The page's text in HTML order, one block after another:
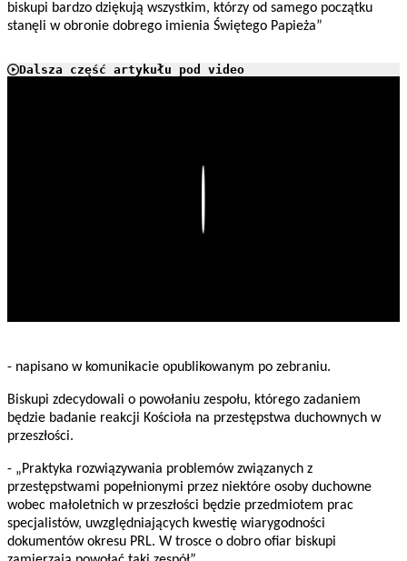
biskupi bardzo dziękują wszystkim, którzy od samego początku
stanęli w obronie dobrego imienia Świętego Papieża”
Dalsza część artykułu pod video
- napisano w komunikacie opublikowanym po zebraniu.
Biskupi zdecydowali o powołaniu zespołu, którego zadaniem
będzie badanie reakcji Kościoła na przestępstwa duchownych w
przeszłości.
- „Praktyka rozwiązywania problemów związanych z
przestępstwami popełnionymi przez niektóre osoby duchowne
wobec małoletnich w przeszłości będzie przedmiotem prac
specjalistów, uwzględniających kwestię wiarygodności
dokumentów okresu PRL. W trosce o dobro ofiar biskupi